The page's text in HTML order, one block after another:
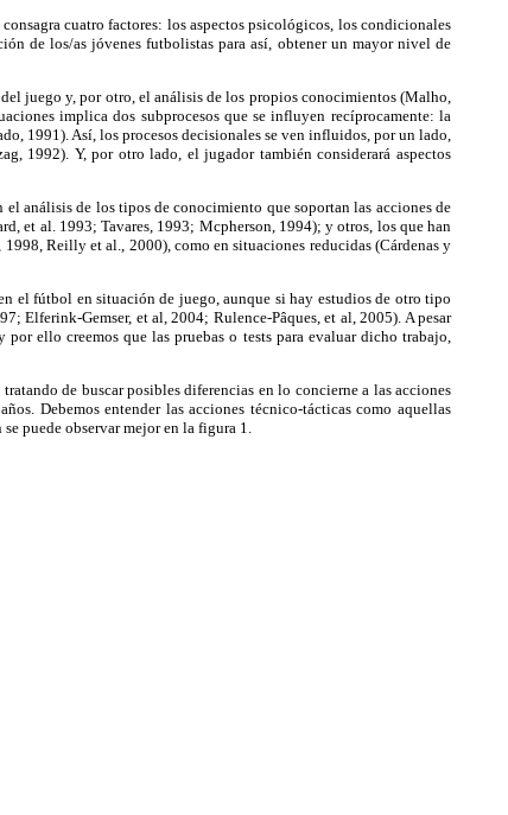
cuatro factores: los aspectos psicológicos, los condicionales
de los/as jóvenes futbolistas para así, obtener un mayor nivel de
juego y, por otro, el análisis de los propios conocimientos (Malho,
implica dos subprocesos que se influyen recíprocamente: la
1991). Así, los procesos decisionales se ven influidos, por un lado,
1992). Y, por otro lado, el jugador también considerará aspectos
análisis de los tipos de conocimiento que soportan las acciones de
et al. 1993; Tavares, 1993; Mcpherson, 1994); y otros, los que han
Reilly et al., 2000), como en situaciones reducidas (Cárdenas y
el fútbol en situación de juego, aunque si hay estudios de otro tipo
Gemser, et al, 2004; Rulence-Pâques, et al, 2005). A pesar
ello creemos que las pruebas o tests para evaluar dicho trabajo,
de buscar posibles diferencias en lo concierne a las acciones
Debemos entender las acciones técnico-tácticas como aquellas
puede observar mejor en la figura 1.